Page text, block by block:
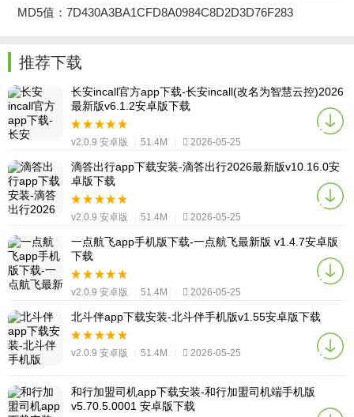
MD5值：7D430A3BA1CFD8A0984C8D2D3D76F283
推荐下载
长安incall官方app下载-长安incall(改名为智慧云控)2026
最新版v6.1.2安卓版下载
v2.0.9 安卓版 51.4M 2026-05-25
滴答出行app下载安装-滴答出行2026最新版v10.16.0安
卓版下载
v2.0.9 安卓版 51.4M 2026-05-25
一点航飞app手机版下载-一点航飞最新版 v1.4.7安卓版
下载
v2.0.9 安卓版 51.4M 2026-05-25
北斗伴app下载安装-北斗伴手机版v1.55安卓版下载
v2.0.9 安卓版 51.4M 2026-05-25
和行加盟司机app下载安装-和行加盟司机端手机版
v5.70.5.0001 安卓版下载